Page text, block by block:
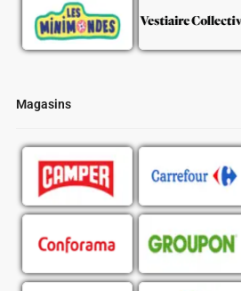
Magasins